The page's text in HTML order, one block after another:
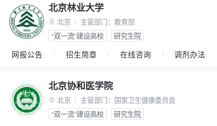
北京林业大学
 北京 主管部门： 教育部
“双一流”建设高校
研究生院
网报公告 招生简章 在线咨询 调剂办法
北京协和医学院
 北京 主管部门： 国家卫生健康委员会
“双一流”建设高校
研究生院